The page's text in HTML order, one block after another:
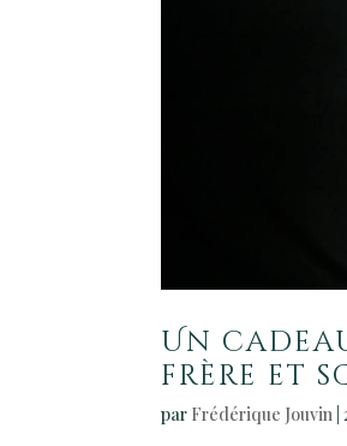
Un
frère et
par Frédérique Jouvin |